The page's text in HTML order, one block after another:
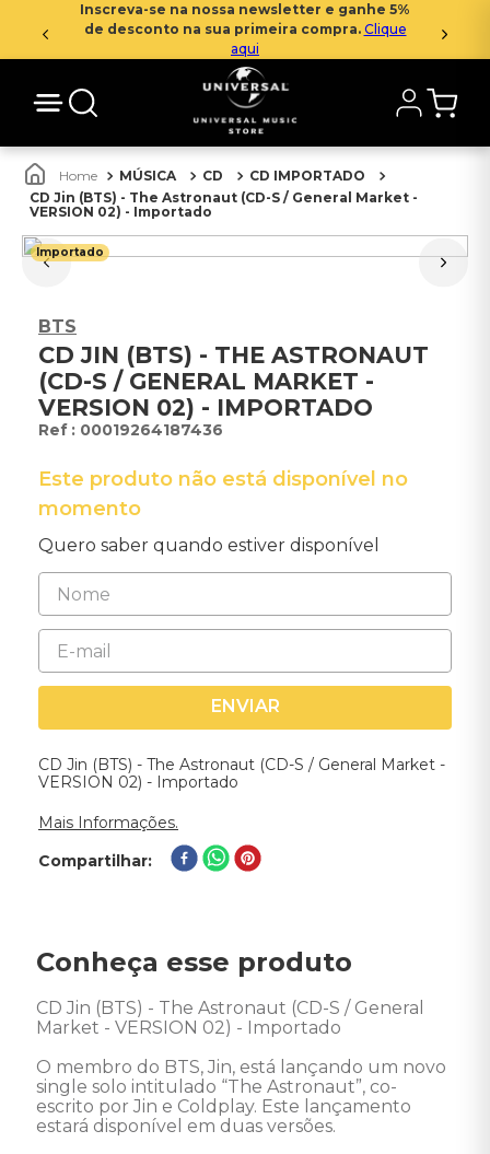
Inscreva-se na nossa newsletter e ganhe 5%
de desconto na sua primeira compra. Clique
aqui
MÚSICA CD
CD IMPORTADO
CD Jin (BTS) - The Astronaut (CD-S / General Market -
VERSION 02) - Importado
Importado
BTS
CD JIN (BTS) - THE ASTRONAUT
(CD-S / GENERAL MARKET -
VERSION 02) - IMPORTADO
: 00019264187436
Este produto não está disponível no
momento
Quero saber quando estiver disponível
ENVIAR
CD Jin (BTS) - The Astronaut (CD-S / General Market -
VERSION 02) - Importado
Mais Informações.
Compartilhar
Conheça esse produto
CD Jin (BTS) - The Astronaut (CD-S / General
Market - VERSION 02) - Importado
O membro do BTS, Jin, está lançando um novo
single solo intitulado “The Astronaut”, co-
escrito por Jin e Coldplay. Este lançamento
estará disponível em duas versões.